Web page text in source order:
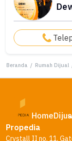
Beranda / Rumah Dijual
Home
Propedia